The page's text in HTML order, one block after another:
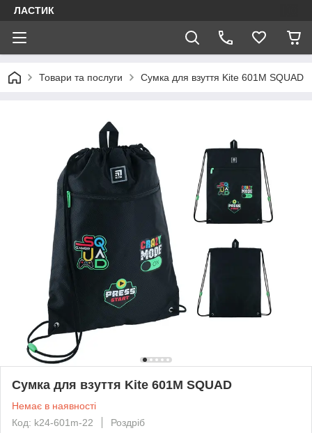
ЛАСТИК
Товари та послуги Сумка для взуття Kite 601M SQUAD
Сумка для взуття Kite 601M SQUAD
Немає в наявності
Код: k24-601m-22
Роздріб